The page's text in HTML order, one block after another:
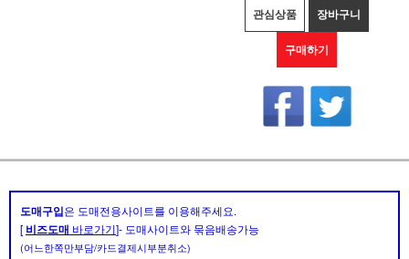
관심상품 장바구니
구매하기
도매구입은 도매전용사이트를 이용해주세요.
[ 비즈도매 바로가기]- 도매사이트와 묶음배송가능
(어느한쪽만부담/카드결제시부분취소)